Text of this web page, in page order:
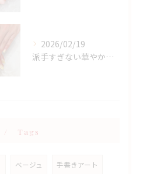
2026/02/19
派手すぎない華やかさ◎上品イエローネイル特集
Tags
ベージュ 手書きアート